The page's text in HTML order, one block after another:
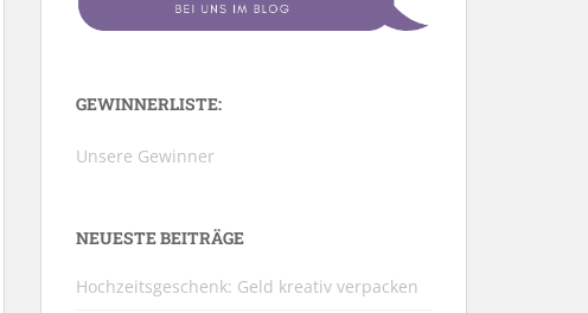
GEWINNERLISTE:
Unsere Gewinner
NEUESTE BEITRÄGE
Hochzeitsgeschenk: Geld kreativ verpacken